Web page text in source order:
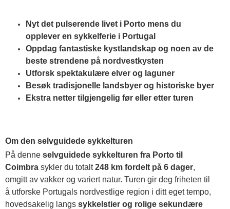
Nyt det pulserende livet i Porto mens du
opplever en sykkelferie i Portugal
Oppdag fantastiske kystlandskap og noen av de
beste strendene på nordvestkysten
Utforsk spektakulære elver og laguner
Besøk tradisjonelle landsbyer og historiske byer
Ekstra netter tilgjengelig før eller etter turen
Om den selvguidede sykkelturen
På denne selvguidede sykkelturen fra Porto til
Coimbra sykler du totalt248 km fordelt på 6 dager,
omgitt av vakker og variert natur. Turen gir deg friheten til
å utforske Portugals nordvestlige region i ditt eget tempo,
hovedsakelig langs sykkelstier og rolige sekundære